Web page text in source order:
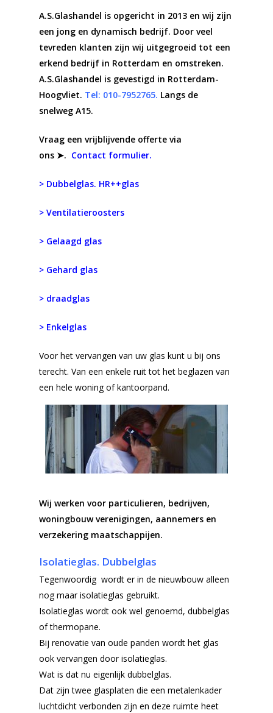
A.S.Glashandel is opgericht in 2013 en wij zijn
een jong en dynamisch bedrijf. Door veel
tevreden klanten zijn wij uitgegroeid tot een
erkend bedrijf in Rotterdam en omstreken.
A.S.Glashandel is gevestigd in Rotterdam-
Hoogvliet. Tel: 010-7952765. Langs de
snelweg A15.
Vraag een vrijblijvende offerte via
ons ➤. Contact formulier.
> Dubbelglas. HR++glas
> Ventilatieroosters
> Gelaagd glas
> Gehard glas
> draadglas
> Enkelglas
Voor het vervangen van uw glas kunt u bij ons
terecht. Van een enkele ruit tot het beglazen van
een hele woning of kantoorpand.
Wij werken voor particulieren, bedrijven,
woningbouw verenigingen, aannemers en
verzekering maatschappijen.
Isolatieglas. Dubbelglas
Tegenwoordig wordt er in de nieuwbouw alleen
nog maar isolatieglas gebruikt.
Isolatieglas wordt ook wel genoemd, dubbelglas
of thermopane.
Bij renovatie van oude panden wordt het glas
ook vervangen door isolatieglas.
Wat is dat nu eigenlijk dubbelglas.
Dat zijn twee glasplaten die een metalenkader
luchtdicht verbonden zijn en deze ruimte heet